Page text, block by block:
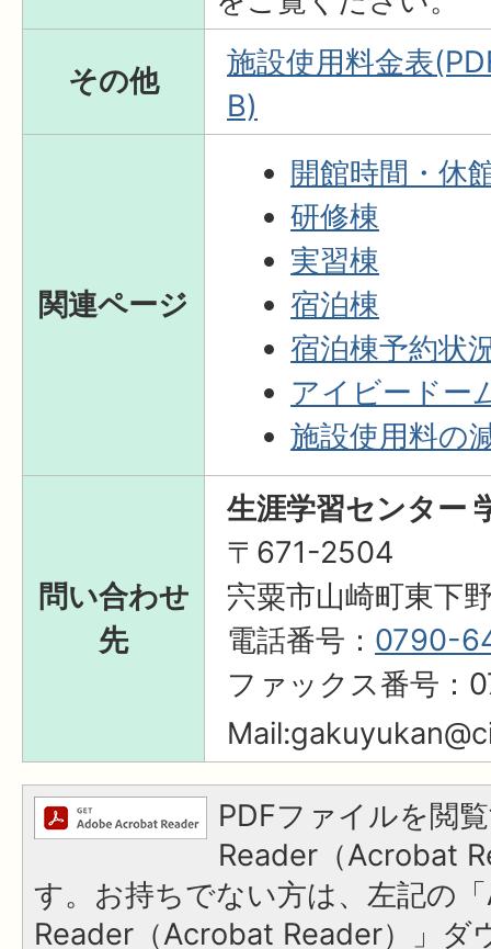
その他
施設使用料金表
B)
関連ページ
開館時間・休
研修棟
実習棟
宿泊棟
宿泊棟予約状
アイビードー
施設使用料の
問い合わせ
先
生涯学習センター
〒671-2504
宍粟市山崎町東下
電話番号： 0790-
ファックス番号：
Mail:
PDFファイルを閲
Reader（Acrobat
す。お持ちでない方は、左記の
Reader（Acrobat Reader）」ダ